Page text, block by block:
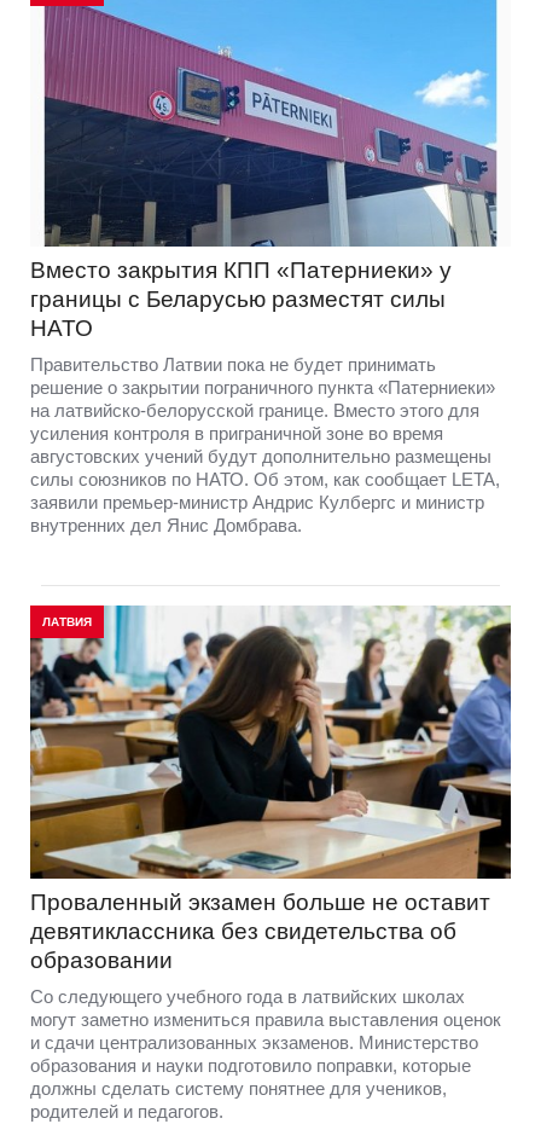
Вместо закрытия КПП «Патерниеки» у
границы с Беларусью разместят силы
НАТО
Правительство Латвии пока не будет принимать
решение о закрытии пограничного пункта «Патерниеки»
на латвийско-белорусской границе. Вместо этого для
усиления контроля в приграничной зоне во время
августовских учений будут дополнительно размещены
силы союзников по НАТО. Об этом, как сообщает LETA,
заявили премьер-министр Андрис Кулбергс и министр
внутренних дел Янис Домбрава.
ЛАТВИЯ
Проваленный экзамен больше не оставит
девятиклассника без свидетельства об
образовании
Со следующего учебного года в латвийских школах
могут заметно измениться правила выставления оценок
и сдачи централизованных экзаменов. Министерство
образования и науки подготовило поправки, которые
должны сделать систему понятнее для учеников,
родителей и педагогов.